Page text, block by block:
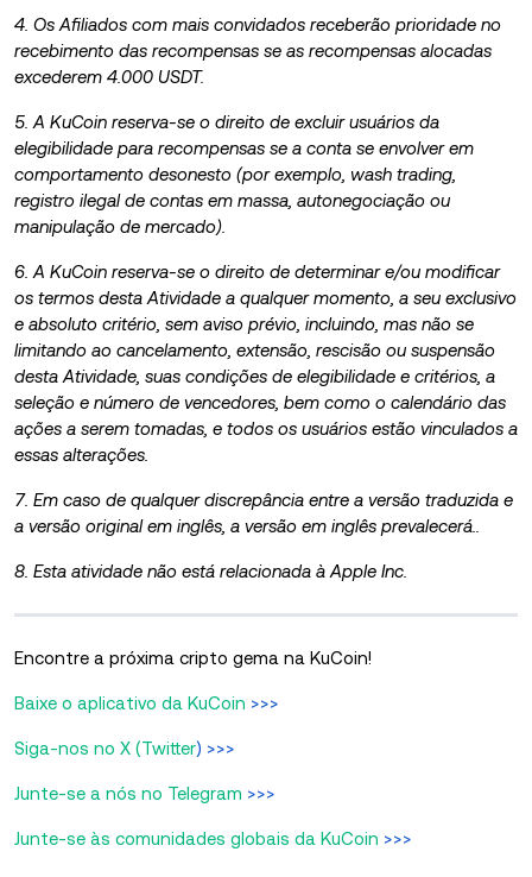
4. Os Afiliados com mais convidados receberão prioridade no
recebimento das recompensas se as recompensas alocadas
excederem 4.000 USDT.
5. A KuCoin reserva-se o direito de excluir usuários da
elegibilidade para recompensas se a conta se envolver em
comportamento desonesto (por exemplo, wash trading,
registro ilegal de contas em massa, autonegociação ou
manipulação de mercado).
6. A KuCoin reserva-se o direito de determinar e/ou modificar
os termos desta Atividade a qualquer momento, a seu exclusivo
e absoluto critério, sem aviso prévio, incluindo, mas não se
limitando ao cancelamento, extensão, rescisão ou suspensão
desta Atividade, suas condições de elegibilidade e critérios, a
seleção e número de vencedores, bem como o calendário das
ações a serem tomadas, e todos os usuários estão vinculados a
essas alterações.
7. Em caso de qualquer discrepância entre a versão traduzida e
a versão original em inglês, a versão em inglês prevalecerá..
8. Esta atividade não está relacionada à Apple Inc.
Encontre a próxima cripto gema na KuCoin!
Baixe o aplicativo da KuCoin >>>
Siga-nos no X (Twitter) >>>
Junte-se a nós no Telegram >>>
Junte-se às comunidades globais da KuCoin >>>